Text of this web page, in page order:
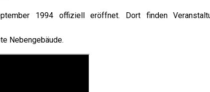
1994 offiziell eröffnet. Dort finden
Nebengebäude.